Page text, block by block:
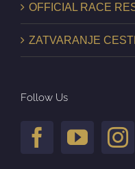
OFFICIAL RACE
ZATVARANJE
Follow Us